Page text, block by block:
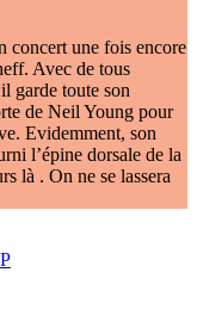
concert une fois encore
Avec de tous
garde toute son
de Neil Young pour
Evidemment, son
l’épine dorsale de la
là . On ne se lassera